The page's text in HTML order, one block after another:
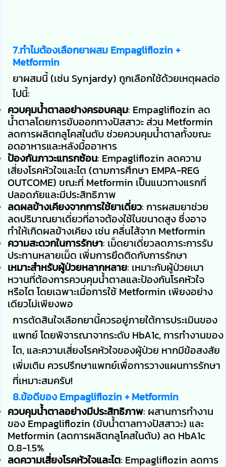
7.ทำไมต้องเลือกยาผสม Empagliflozin +
Metformin
ยาผสมนี้ (เช่น Synjardy) ถูกเลือกใช้ด้วยเหตุผลต่อ
ไปนี้:
ควบคุมน้ำตาลอย่างครอบคลุม: Empagliflozin ลด
น้ำตาลโดยการขับออกทางปัสสาวะ ส่วน Metformin
ลดการผลิตกลูโคสในตับ ช่วยควบคุมน้ำตาลทั้งขณะ
อดอาหารและหลังมื้ออาหาร
ป้องกันภาวะแทรกซ้อน: Empagliflozin ลดความ
เสี่ยงโรคหัวใจและไต (ตามการศึกษา EMPA-REG
OUTCOME) ขณะที่ Metformin เป็นแนวทางแรกที่
ปลอดภัยและมีประสิทธิภาพ
ลดผลข้างเคียงจากการใช้ยาเดี่ยว: การผสมยาช่วย
ลดปริมาณยาเดี่ยวที่อาจต้องใช้ในขนาดสูง ซึ่งอาจ
ทำให้เกิดผลข้างเคียง เช่น คลื่นไส้จาก Metformin
ความสะดวกในการรักษา: เม็ดยาเดี่ยวลดภาระการรับ
ประทานหลายเม็ด เพิ่มการยึดติดกับการรักษา
เหมาะสำหรับผู้ป่วยหลากหลาย: เหมาะกับผู้ป่วยเบา
หวานที่ต้องการควบคุมน้ำตาลและป้องกันโรคหัวใจ
หรือไต โดยเฉพาะเมื่อการใช้ Metformin เพียงอย่าง
เดียวไม่เพียงพอ
การตัดสินใจเลือกยานี้ควรอยู่ภายใต้การประเมินของ
แพทย์ โดยพิจารณาจากระดับ HbA1c, การทำงานของ
ไต, และความเสี่ยงโรคหัวใจของผู้ป่วย หากมีข้อสงสัย
เพิ่มเติม ควรปรึกษาแพทย์เพื่อการวางแผนการรักษา
ที่เหมาะสมครับ!
8.ข้อดีของ Empagliflozin + Metformin
ควบคุมน้ำตาลอย่างมีประสิทธิภาพ: ผสานการทำงาน
ของ Empagliflozin (ขับน้ำตาลทางปัสสาวะ) และ
Metformin (ลดการผลิตกลูโคสในตับ) ลด HbA1c
0.8-1.5%
ลดความเสี่ยงโรคหัวใจและไต: Empagliflozin ลดการ